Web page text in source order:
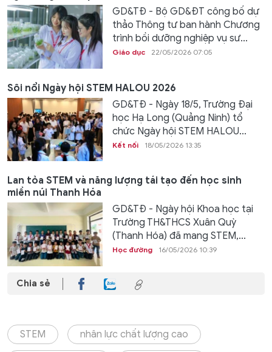
GD&TĐ - Bộ GD&ĐT công bố dự
thảo Thông tư ban hành Chương
trình bồi dưỡng nghiệp vụ sư...
Giáo dục 22/05/2026 07:05
Sôi nổi Ngày hội STEM HALOU 2026
GD&TĐ - Ngày 18/5, Trường Đại
học Hạ Long (Quảng Ninh) tổ
chức Ngày hội STEM HALOU...
Kết nối 18/05/2026 13:35
Lan tỏa STEM và năng lượng tái tạo đến học sinh
miền núi Thanh Hóa
GD&TĐ - Ngày hội Khoa học tại
Trường TH&THCS Xuân Quỳ
(Thanh Hóa) đã mang STEM,...
Học đường 16/05/2026 10:39
Chia sẻ
STEM nhân lực chất lượng cao